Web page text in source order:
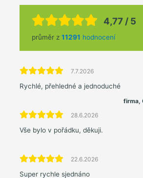
4,77 / 5
průměr z 11291 hodnocení
7.7.2026
Rychlé, přehledné a jednoduché
firma,
28.6.2026
Vše bylo v pořádku, děkuji.
22.6.2026
Super rychle sjednáno